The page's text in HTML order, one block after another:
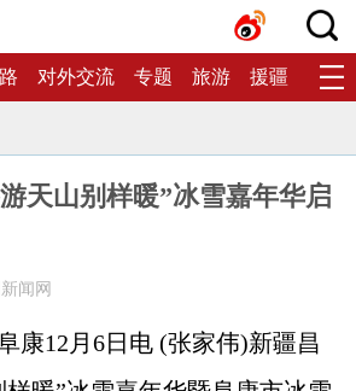
对外交流 专题 旅游 援疆 生态
天山别样暖”冰雪嘉年华启
闻网
12月6日电 (张家伟)新疆昌